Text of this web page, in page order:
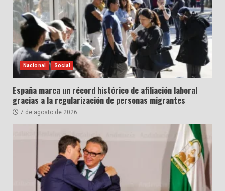
Nacional Social
España marca un récord histórico de afiliación laboral
gracias a la regularización de personas migrantes
7 de agosto de 2026